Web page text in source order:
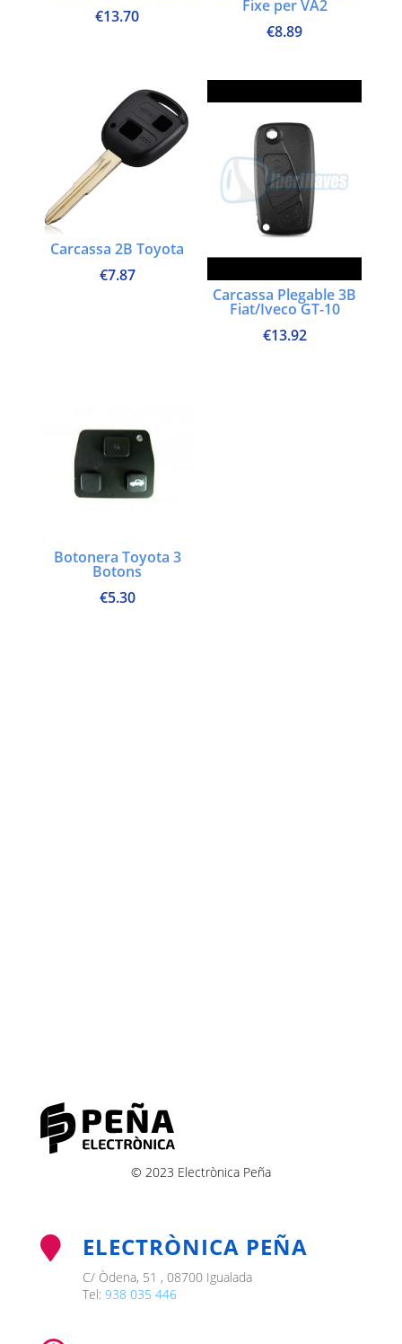
€13.70
Fixe per VA2
€8.89
Carcassa 2B Toyota
€7.87
Carcassa Plegable 3B
Fiat/Iveco GT-10
€13.92
Botonera Toyota 3
Botons
€5.30
© 2023 Electrònica Peña
 ELECTRÒNICA PEÑA
C/ Òdena, 51 , 08700 Igualada
Tel: 938 035 446